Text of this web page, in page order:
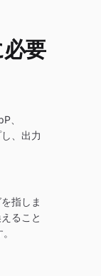
要
、
、出力
指しま
ること